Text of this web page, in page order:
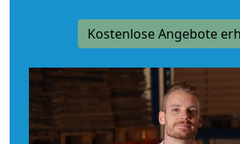
Kostenlose Angebote